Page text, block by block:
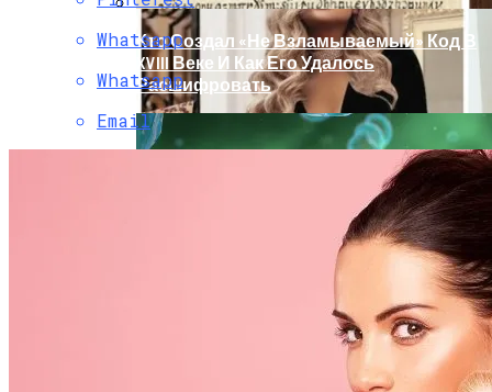
Кто Создал «не Взламываемый» Код В
XVIII Веке И Как Его Удалось
Расшифровать
Whatsapp
Whatsapp
Email